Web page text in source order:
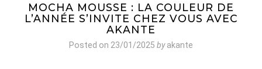
MOCHA MOUSSE : LA COULEUR DE
L’ANNÉE S’INVITE CHEZ VOUS AVEC
AKANTE
Posted on 23/01/2025 byakante